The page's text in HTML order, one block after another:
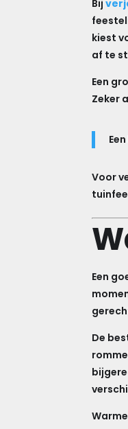
Bij
kiest
af te
Een
Zeker
Voor
Een
De